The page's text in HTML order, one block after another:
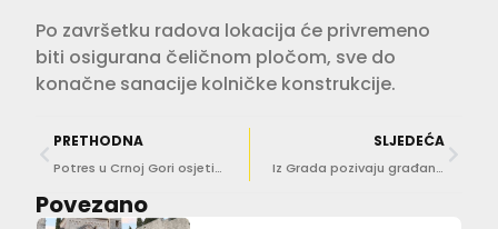
Po završetku radova lokacija će privremeno
biti osigurana čeličnom pločom, sve do
konačne sanacije kolničke konstrukcije.
PRETHODNA
Potres u Crnoj Gori osjetio se i na dubrovačkom području
SLJEDEĆA
Iz Grada pozivaju građane na predstavljanje Spomen obilježja za djecu poginulu u Domovinskom ratu
Povezano